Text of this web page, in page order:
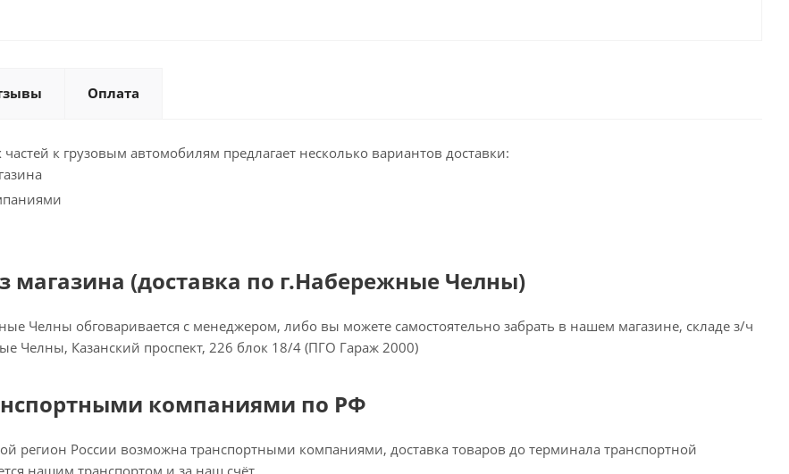
Оплата
к грузовым автомобилям предлагает несколько вариантов доставки:
магазина (доставка по г.Набережные Челны)
Челны обговаривается с менеджером, либо вы можете самостоятельно забрать в нашем магазине, складе з/ч
Челны, Казанский проспект, 226 блок 18/4 (ПГО Гараж 2000)
компаниями по РФ
регион России возможна транспортными компаниями, доставка товаров до терминала транспортной
нашим транспортом и за наш счёт.